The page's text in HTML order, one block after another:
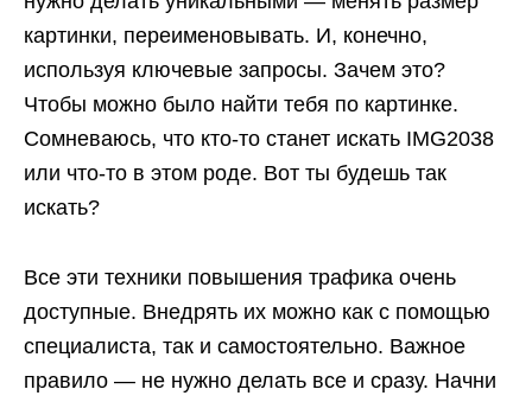
картинки, переименовывать. И, конечно,
используя ключевые запросы. Зачем это?
Чтобы можно было найти тебя по картинке.
Сомневаюсь, что кто-то станет искать IMG2038
или что-то в этом роде. Вот ты будешь так
искать?
Все эти техники повышения трафика очень
доступные. Внедрять их можно как с помощью
специалиста, так и самостоятельно. Важное
правило — не нужно делать все и сразу. Начни